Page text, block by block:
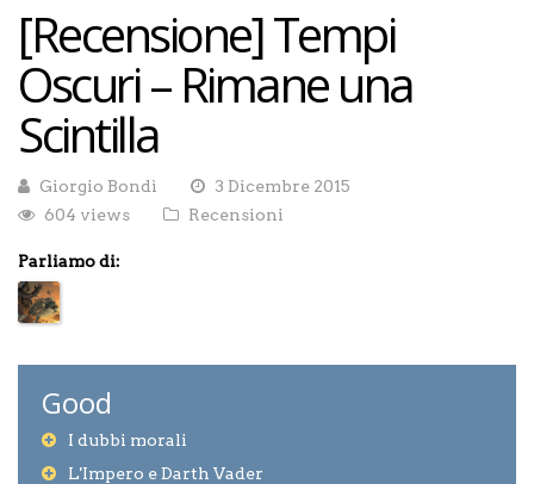
[Recensione] Tempi
Oscuri – Rimane una
Scintilla
Giorgio Bondì
3 Dicembre 2015
604 views
Recensioni
Parliamo di:
Good
I dubbi morali
L'Impero e Darth Vader